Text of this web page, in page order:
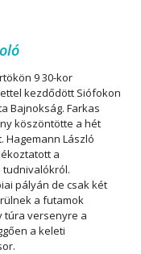
9 30-kor
kezdődött Siófokon
Bajnokság. Farkas
köszöntötte a hét
Hagemann László
a
pályán de csak két
a futamok
túra versenyre a
a keleti